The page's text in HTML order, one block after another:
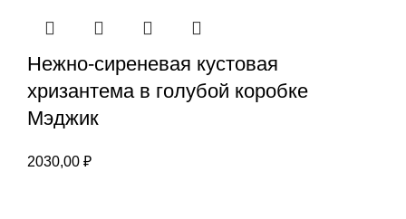
Нежно-сиреневая кустовая
хризантема в голубой коробке
Мэджик
2030,00 ₽